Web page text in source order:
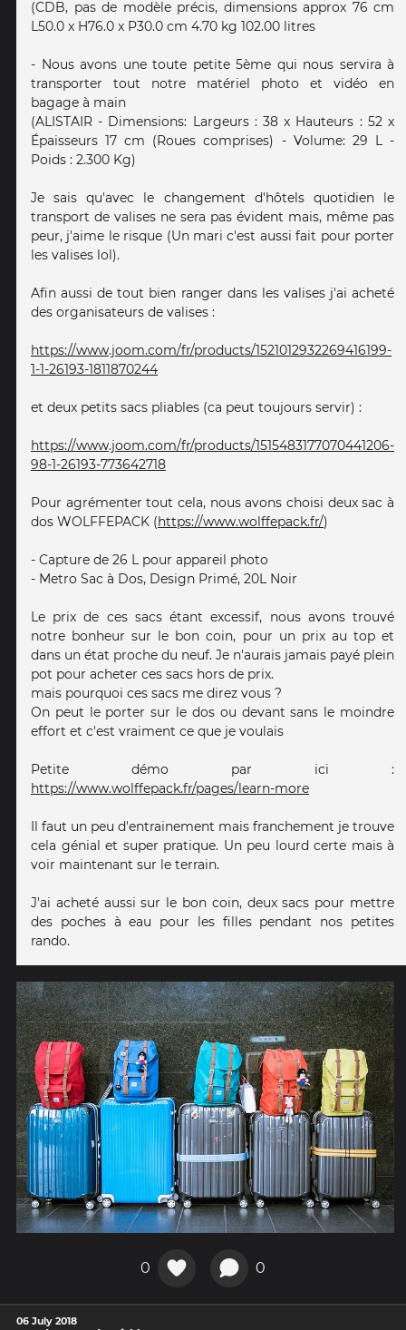
(CDB, pas de modèle précis, dimensions approx 76 cm
L50.0 x H76.0 x P30.0 cm 4.70 kg 102.00 litres
- Nous avons une toute petite 5ème qui nous servira à
transporter tout notre matériel photo et vidéo en
bagage à main
(ALISTAIR - Dimensions: Largeurs : 38 x Hauteurs : 52 x
Épaisseurs 17 cm (Roues comprises) - Volume: 29 L -
Poids : 2.300 Kg)
Je sais qu'avec le changement d'hôtels quotidien le
transport de valises ne sera pas évident mais, même pas
peur, j'aime le risque (Un mari c'est aussi fait pour porter
les valises lol).
Afin aussi de tout bien ranger dans les valises j'ai acheté
des organisateurs de valises :
https://www.joom.com/fr/products/1521012932269416199-
1-1-26193-1811870244
et deux petits sacs pliables (ca peut toujours servir) :
https://www.joom.com/fr/products/1515483177070441206-
98-1-26193-773642718
Pour agrémenter tout cela, nous avons choisi deux sac à
dos WOLFFEPACK (https://www.wolffepack.fr/)
- Capture de 26 L pour appareil photo
- Metro Sac à Dos, Design Primé, 20L Noir
Le prix de ces sacs étant excessif, nous avons trouvé
notre bonheur sur le bon coin, pour un prix au top et
dans un état proche du neuf. Je n'aurais jamais payé plein
pot pour acheter ces sacs hors de prix.
mais pourquoi ces sacs me direz vous ?
On peut le porter sur le dos ou devant sans le moindre
effort et c'est vraiment ce que je voulais
Petite démo par ici :
https://www.wolffepack.fr/pages/learn-more
Il faut un peu d'entrainement mais franchement je trouve
cela génial et super pratique. Un peu lourd certe mais à
voir maintenant sur le terrain.
J'ai acheté aussi sur le bon coin, deux sacs pour mettre
des poches à eau pour les filles pendant nos petites
rando.
0 0
06 July 2018